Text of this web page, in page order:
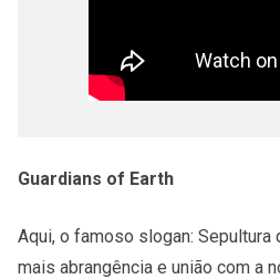
Guardians of Earth
Aqui, o famoso slogan: Sepultura
mais abrangência e união com a